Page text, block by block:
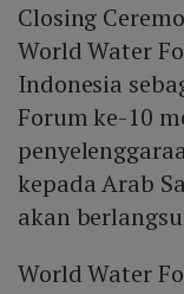
Closing
World Water
Indonesia
Forum ke-10
kepada Arab
akan
World Water